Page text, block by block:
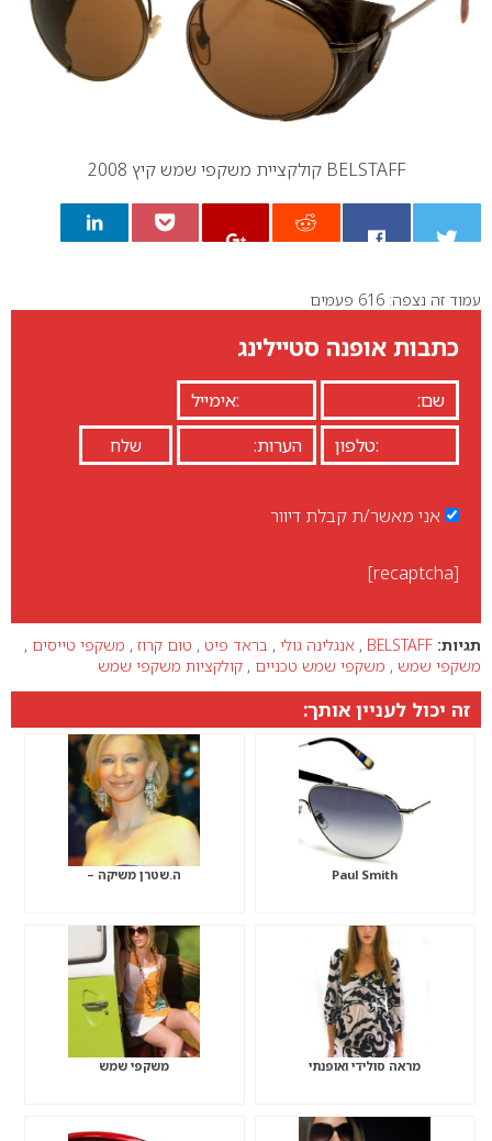
BELSTAFF קולקציית משקפי שמש קיץ 2008
0
עמוד זה נצפה: 616 פעמים
כתבות אופנה סטיילינג
אני מאשר/ת קבלת דיוור
[recaptcha]
תגיות: BELSTAFF
, אנגלינה גולי , בראד פיט , טום קרוז , משקפי טייסים ,
משקפי שמש , משקפי שמש טכניים , קולקציות משקפי שמש
זה יכול לעניין אותך:
Paul Smith ה.שטרן משיקה –
מראה סולידי ואופנתי משקפי שמש